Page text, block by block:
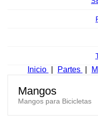
Inicio Partes
Mangos
Mangos para Bicicletas